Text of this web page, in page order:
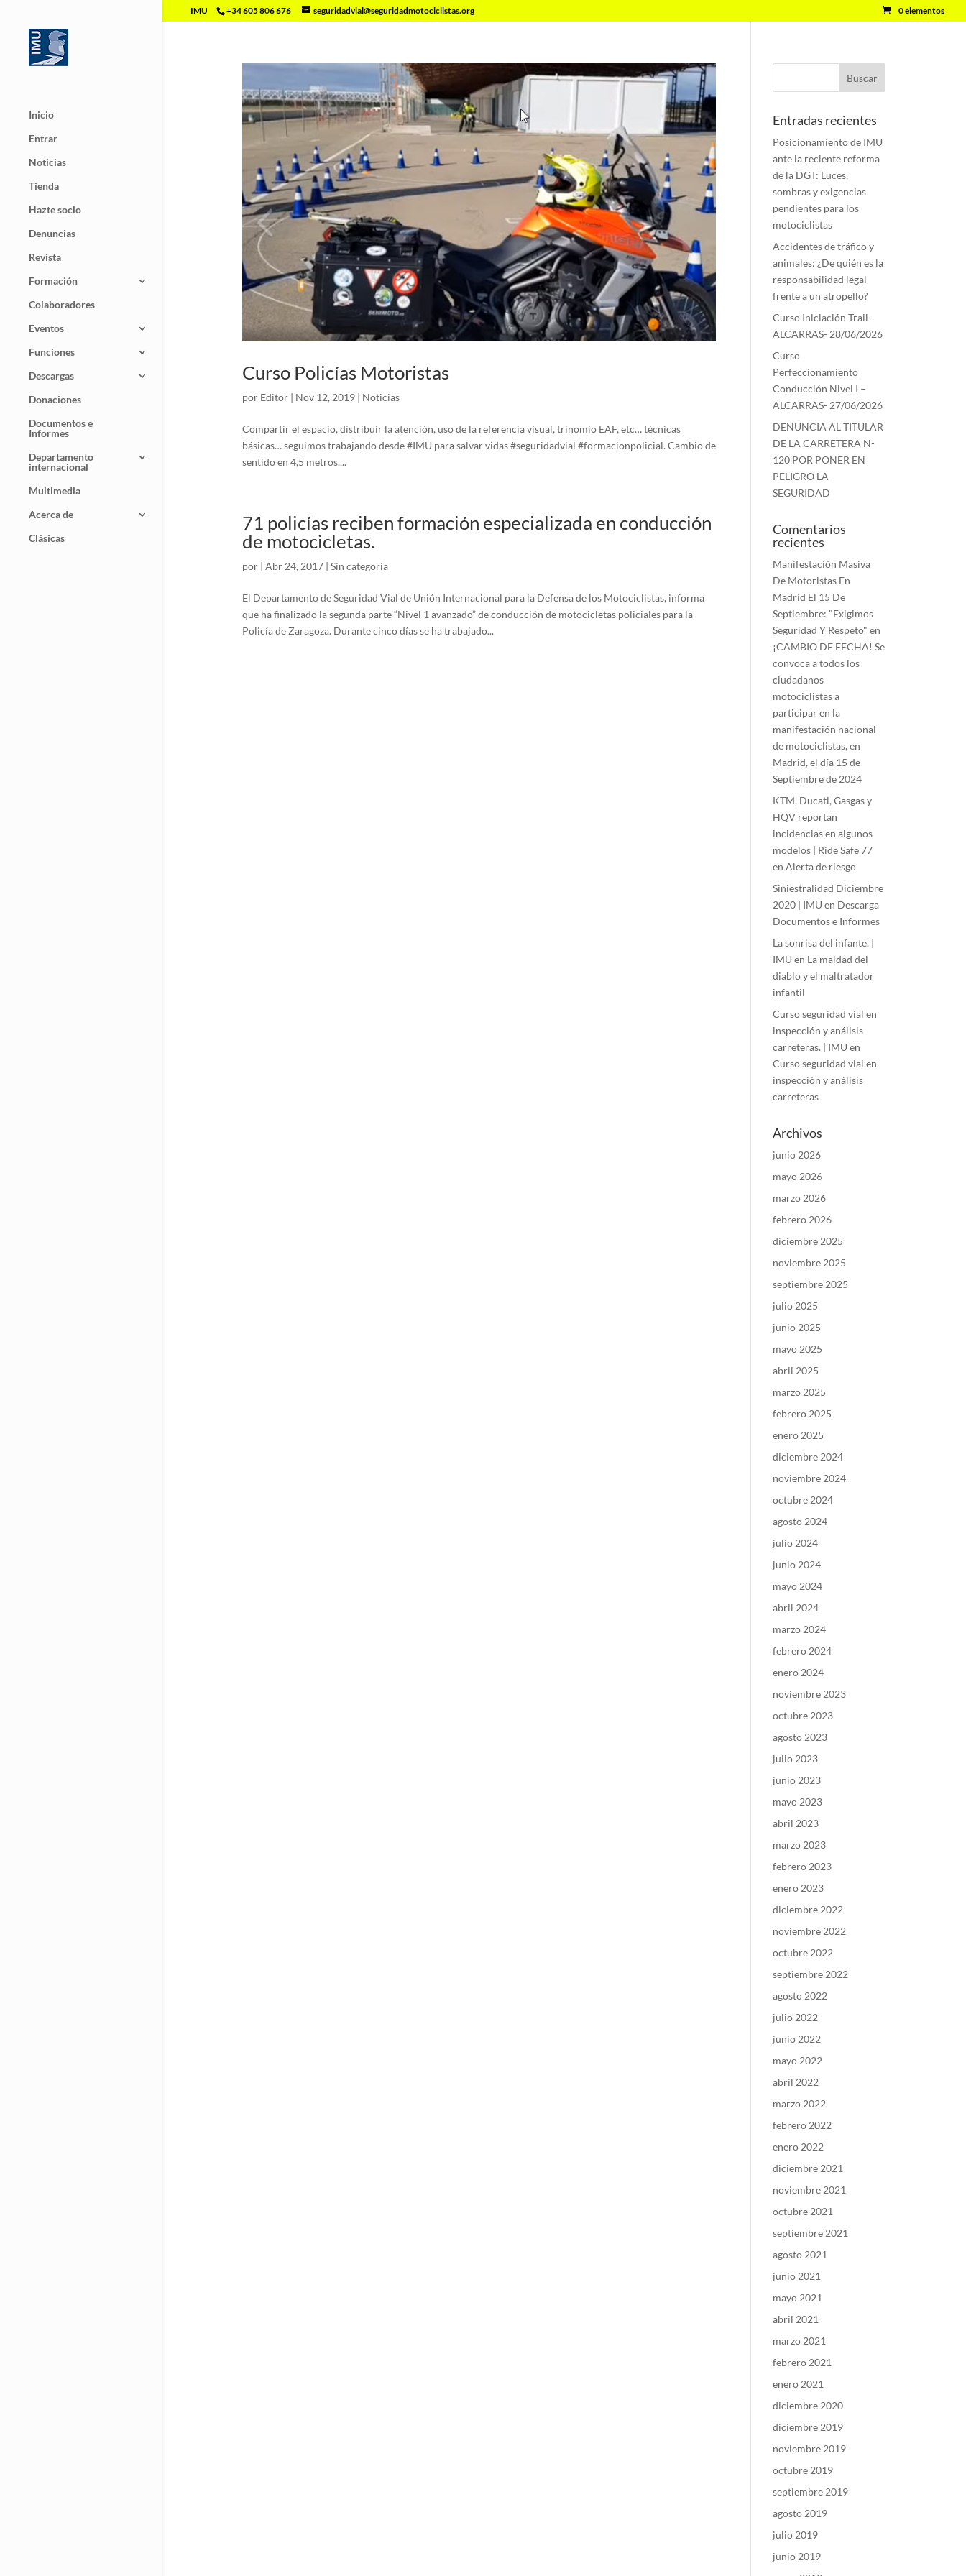
IMU +34 605 806 676 seguridadvial@seguridadmotociclistas.org 0 elementos
Inicio
Entrar
Noticias
Tienda
Hazte socio
Denuncias
Revista
Formación
Colaboradores
Eventos
Funciones
Descargas
Donaciones
Documentos e
Informes
Departamento
internacional
Multimedia
Acerca de
Clásicas
Curso Policías Motoristas
por Editor| Nov 12, 2019| Noticias
Compartir el espacio, distribuir la atención, uso de la referencia visual, trinomio EAF, etc… técnicas
básicas… seguimos trabajando desde #IMU para salvar vidas #seguridadvial #formacionpolicial. Cambio de
sentido en 4,5 metros....
71 policías reciben formación especializada en conducción
de motocicletas.
por | Abr 24, 2017| Sin categoría
El Departamento de Seguridad Vial de Unión Internacional para la Defensa de los Motociclistas, informa
que ha finalizado la segunda parte “Nivel 1 avanzado” de conducción de motocicletas policiales para la
Policía de Zaragoza. Durante cinco días se ha trabajado...
Entradas recientes
Posicionamiento de IMU
ante la reciente reforma
de la DGT: Luces,
sombras y exigencias
pendientes para los
motociclistas
Accidentes de tráfico y
animales: ¿De quién es la
responsabilidad legal
frente a un atropello?
Curso Iniciación Trail -
ALCARRAS- 28/06/2026
Curso
Perfeccionamiento
Conducción Nivel I –
ALCARRAS- 27/06/2026
DENUNCIA AL TITULAR
DE LA CARRETERA N-
120 POR PONER EN
PELIGRO LA
SEGURIDAD
Comentarios
recientes
Manifestación Masiva
De Motoristas En
Madrid El 15 De
Septiembre: "Exigimos
Seguridad Y Respeto" en
¡CAMBIO DE FECHA! Se
convoca a todos los
ciudadanos
motociclistas a
participar en la
manifestación nacional
de motociclistas, en
Madrid, el día 15 de
Septiembre de 2024
KTM, Ducati, Gasgas y
HQV reportan
incidencias en algunos
modelos | Ride Safe 77
enAlerta de riesgo
Siniestralidad Diciembre
2020 | IMU en Descarga
Documentos e Informes
La sonrisa del infante. |
IMU en La maldad del
diablo y el maltratador
infantil
Curso seguridad vial en
inspección y análisis
carreteras. | IMU en
Curso seguridad vial en
inspección y análisis
carreteras
Archivos
junio 2026
mayo 2026
marzo 2026
febrero 2026
diciembre 2025
noviembre 2025
septiembre 2025
julio 2025
junio 2025
mayo 2025
abril 2025
marzo 2025
febrero 2025
enero 2025
diciembre 2024
noviembre 2024
octubre 2024
agosto 2024
julio 2024
junio 2024
mayo 2024
abril 2024
marzo 2024
febrero 2024
enero 2024
noviembre 2023
octubre 2023
agosto 2023
julio 2023
junio 2023
mayo 2023
abril 2023
marzo 2023
febrero 2023
enero 2023
diciembre 2022
noviembre 2022
octubre 2022
septiembre 2022
agosto 2022
julio 2022
junio 2022
mayo 2022
abril 2022
marzo 2022
febrero 2022
enero 2022
diciembre 2021
noviembre 2021
octubre 2021
septiembre 2021
agosto 2021
junio 2021
mayo 2021
abril 2021
marzo 2021
febrero 2021
enero 2021
diciembre 2020
diciembre 2019
noviembre 2019
octubre 2019
septiembre 2019
agosto 2019
julio 2019
junio 2019